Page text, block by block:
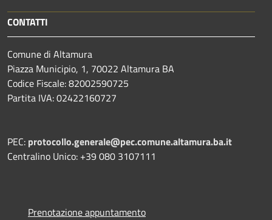
CONTATTI
Comune di Altamura
Piazza Municipio, 1, 70022 Altamura BA
Codice Fiscale: 82002590725
Partita IVA: 02422160727
PEC: protocollo.generale@pec.comune.altamura.ba.it
Centralino Unico: +39 080 3107111
Prenotazione appuntamento